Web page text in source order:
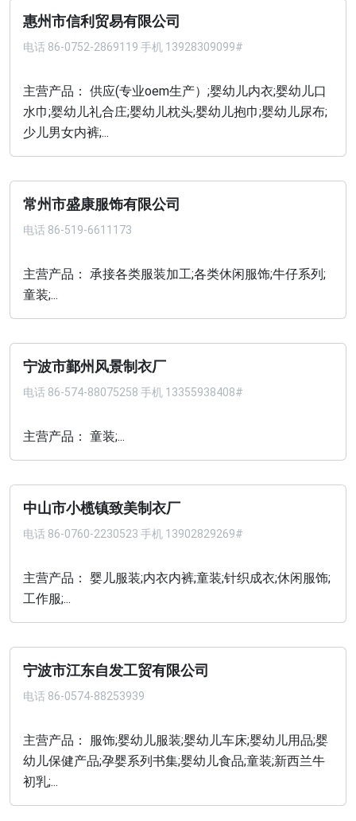
惠州市信利贸易有限公司
电话 86-0752-2869119 手机 13928309099#
主营产品： 供应(专业oem生产）;婴幼儿内衣;婴幼儿口
水巾;婴幼儿礼合庄;婴幼儿枕头;婴幼儿抱巾;婴幼儿尿布;
少儿男女内裤;...
常州市盛康服饰有限公司
电话 86-519-6611173
主营产品： 承接各类服装加工;各类休闲服饰;牛仔系列;
童装;...
宁波市鄞州风景制衣厂
电话 86-574-88075258 手机 13355938408#
主营产品： 童装;...
中山市小榄镇致美制衣厂
电话 86-0760-2230523 手机 13902829269#
主营产品： 婴儿服装;内衣内裤;童装;针织成衣;休闲服饰;
工作服;...
宁波市江东自发工贸有限公司
电话 86-0574-88253939
主营产品： 服饰;婴幼儿服装;婴幼儿车床;婴幼儿用品;婴
幼儿保健产品;孕婴系列书集;婴幼儿食品;童装;新西兰牛
初乳;...